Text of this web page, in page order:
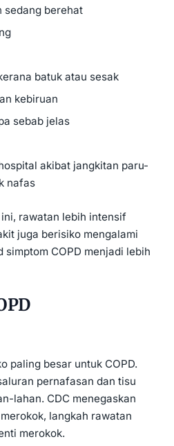
sedang berehat
batuk atau sesak
kebiruan
sebab jelas
akibat jangkitan paru-
nafas
rawatan lebih intensif
juga berisiko mengalami
COPD menjadi lebih
paling besar untuk COPD.
pernafasan dan tisu
lahan. CDC menegaskan
langkah rawatan
merokok.